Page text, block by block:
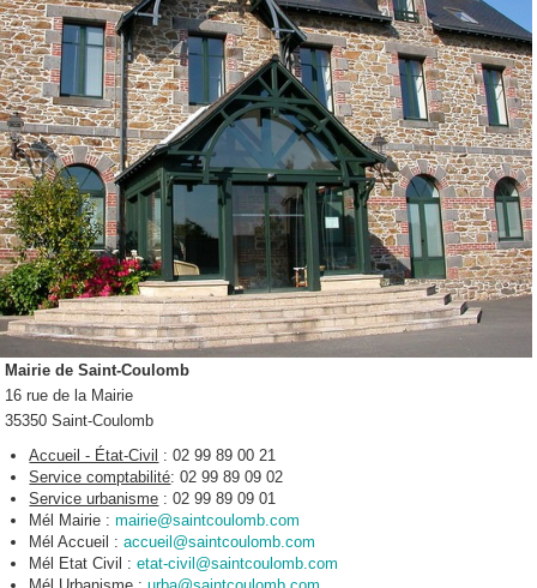
Mairie de Saint-Coulomb
16 rue de la Mairie
35350 Saint-Coulomb
Accueil - État-Civil : 02 99 89 00 21
Service comptabilité: 02 99 89 09 02
Service urbanisme : 02 99 89 09 01
Mél Mairie :mairie@saintcoulomb.com
Mél Accueil :accueil@saintcoulomb.com
Mél Etat Civil :etat-civil@saintcoulomb.com